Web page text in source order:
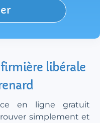
libérale
en ligne gratuit
simplement et